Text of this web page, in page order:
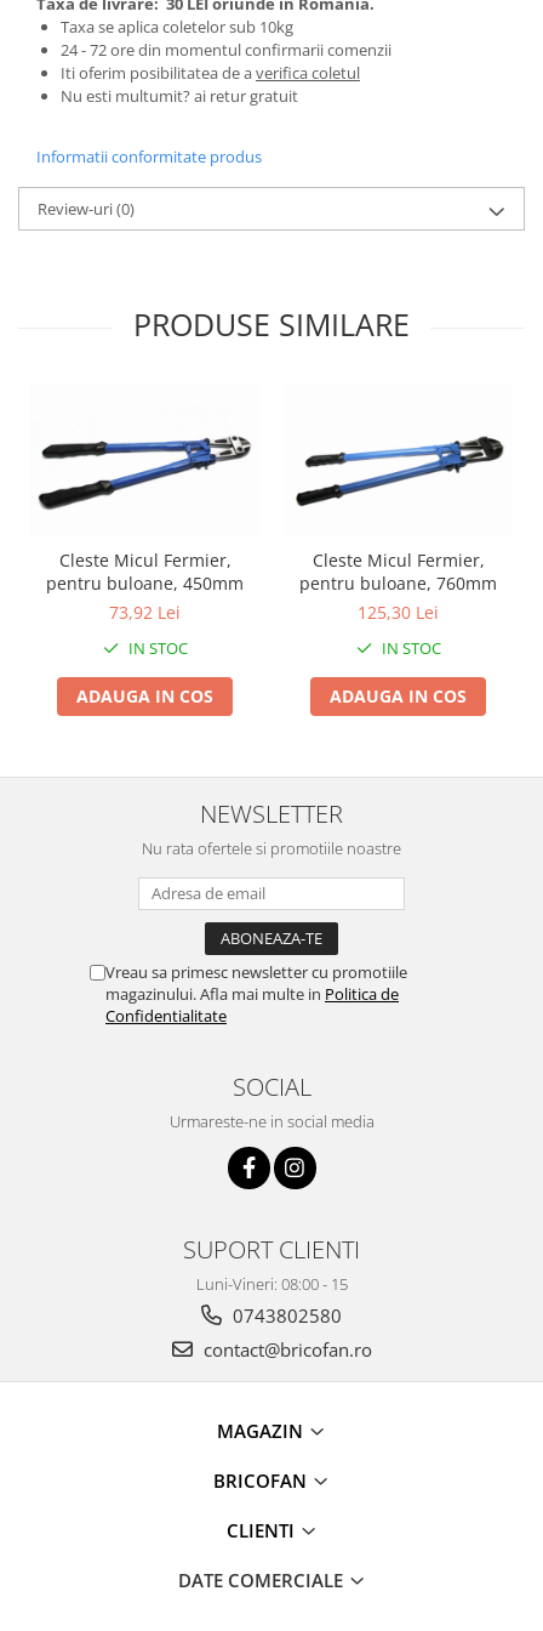
Tractoraș de tuns gazonul
Zootehnie
Incubatoare, oparitoare si
deplumatoare
Aparate de tuns animale
Piese si accesorii aparate de tuns
animale
Masini batut stalpi si accesorii
Corturi, Prelate si plase de
umbrire
Zdrobitoare si teascuri
Zdrobitoare electrice
Zdrobitoare manuale
Articole antidaunatori gradina
Suflante si aspiratoare exterior
Unelte manuale de gradina -
Stropitori
Folie si plase pt plante
Masini de maturat manuale
Aragaze, plite, piese butelii de
Pirostrii si accesorii pentru gatit
Iluminat & electrice
Taxa se aplica coletelor sub 10kg
24 - 72 ore din momentul confirmarii comenzii
Iti oferim posibilitatea de averifica coletul
Nu esti multumit? ai retur gratuit
Informatii conformitate produs
Review-uri(0)
PRODUSE SIMILARE
Cleste Micul Fermier,
pentru buloane, 450mm
73,92 Lei
IN STOC
ADAUGA IN COS
Cleste Micul Fermier,
pentru buloane, 760mm
125,30 Lei
IN STOC
ADAUGA IN COS
NEWSLETTER
Nu rata ofertele si promotiile noastre
Vreau sa primesc newsletter cu promotiile
magazinului. Afla mai multe in Politica de
Confidentialitate
SOCIAL
Urmareste-ne in social media
SUPORT CLIENTI
Luni-Vineri: 08:00 - 15
0743802580
contact@bricofan.ro
MAGAZIN
BRICOFAN
CLIENTI
DATE COMERCIALE